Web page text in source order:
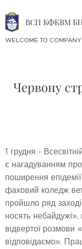
ВСП КФКВМ
WELCOME TO
Червону
1 грудня -
є нагадуванням про
поширення
фаховий коледж
пройшло ряд
носять
відвертої розмови
відповідаємо».